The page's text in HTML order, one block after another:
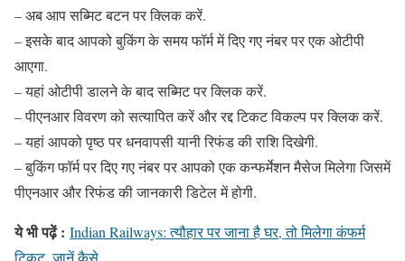
– अब आप सब्मिट बटन पर क्लिक करें.
– इसके बाद आपको बुकिंग के समय फॉर्म में दिए गए नंबर पर एक ओटीपी
आएगा.
– यहां ओटीपी डालने के बाद सब्मिट पर क्लिक करें.
– पीएनआर विवरण को सत्यापित करें और रद्द टिकट विकल्प पर क्लिक करें.
– यहां आपको पृष्ठ पर धनवापसी यानी रिफंड की राशि दिखेगी.
– बुकिंग फॉर्म पर दिए गए नंबर पर आपको एक कन्फर्मेशन मैसेज मिलेगा जिसमें
पीएनआर और रिफंड की जानकारी डिटेल में होगी.
ये भी पढ़ें : Indian Railways: त्यौहार पर जाना है घर, तो मिलेगा कंफर्म
टिकट, जानें कैसे